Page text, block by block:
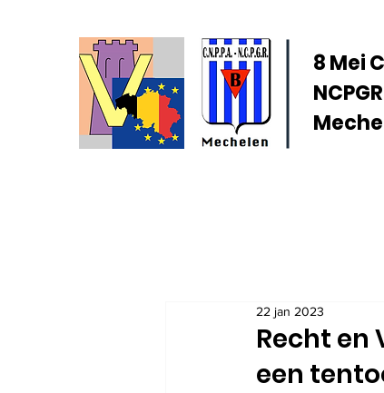
8 Mei
NCPGR
Recht en
een
22 jan 2023